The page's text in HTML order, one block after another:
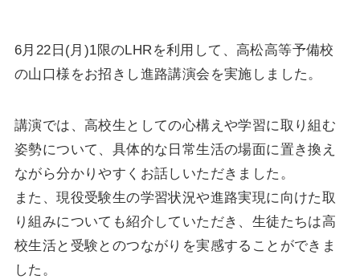
6月22日(月)1限のLHRを利用して、高松高等予備校
の山口様をお招きし進路講演会を実施しました。
講演では、高校生としての心構えや学習に取り組む
姿勢について、具体的な日常生活の場面に置き換え
ながら分かりやすくお話しいただきました。
また、現役受験生の学習状況や進路実現に向けた取
り組みについても紹介していただき、生徒たちは高
校生活と受験とのつながりを実感することができま
した。